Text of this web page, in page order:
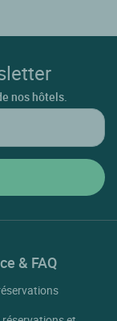
nos hôtels.
& FAQ